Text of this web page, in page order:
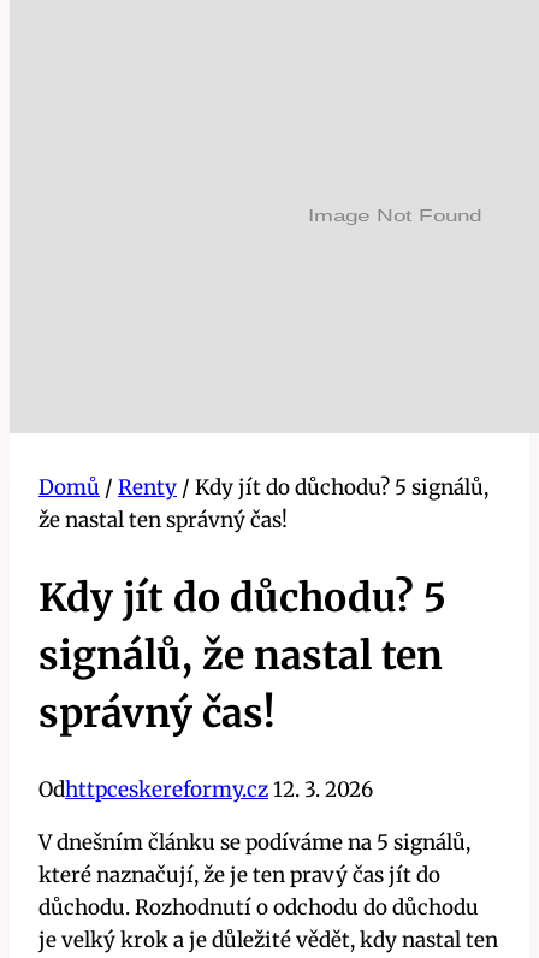
Domů / Renty / Kdy jít do důchodu? 5 signálů,
že nastal ten správný čas!
Kdy jít do důchodu? 5
signálů, že nastal ten
správný čas!
Odhttpceskereformy.cz12. 3. 2026
V dnešním článku se podíváme na 5 signálů,
které naznačují, že je ten pravý čas jít do
důchodu. Rozhodnutí o odchodu do důchodu
je velký krok a je důležité vědět, kdy nastal ten